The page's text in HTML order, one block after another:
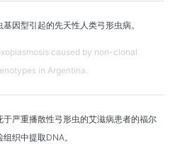
因型引起的先天性人类弓形虫病。
caused by non-clonal
in Argentina.
于严重播散性弓形虫的艾滋病患者的福尔
织中提取DNA。